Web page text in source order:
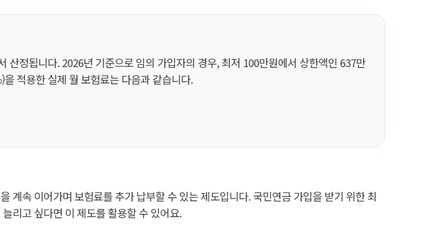
정됩니다. 2026년 기준으로 임의 가입자의 경우, 최저 100만원에서 상한액인 637만
적용한 실제 월 보험료는 다음과 같습니다.
계속 이어가며 보험료를 추가 납부할 수 있는 제도입니다. 국민연금 가입을 받기 위한 최
리고 싶다면 이 제도를 활용할 수 있어요.